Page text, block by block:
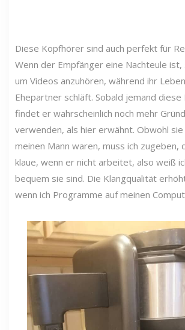
Diese Kopfhörer sind auch perfekt für
Wenn der Empfänger eine Nachteule ist,
um Videos anzuhören, während ihr
Ehepartner schläft. Sobald jemand
findet er wahrscheinlich noch mehr
verwenden, als hier erwähnt. Obwohl
meinen Mann waren, muss ich zugeben,
klaue, wenn er nicht arbeitet, also weiß
bequem sie sind. Die Klangqualität
wenn ich Programme auf meinen